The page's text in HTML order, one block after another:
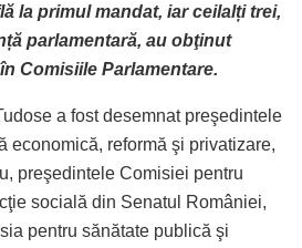
la primul mandat, iar ceilalți trei,
parlamentară, au obţinut
Comisiile Parlamentare.
a fost desemnat preşedintele
economică, reformă şi privatizare,
preşedintele Comisiei pentru
socială din Senatul României,
pentru sănătate publică şi